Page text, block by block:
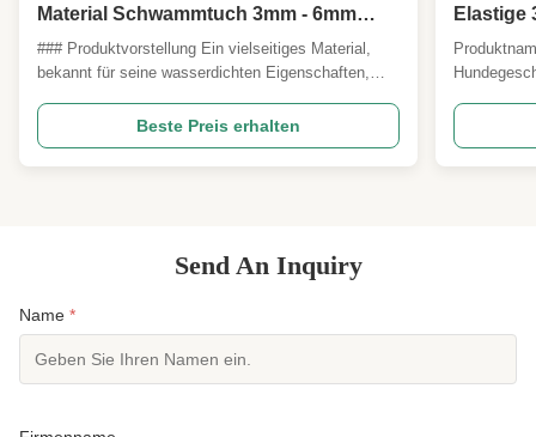
Material Schwammtuch 3mm - 6mm
Dicke
### Produktvorstellung Ein vielseitiges Material,
bekannt für seine wasserdichten Eigenschaften,
kältebeständigen Merkmalen. Ideal für eine breite
Palette von Anwendungen, einschließlich
Tauchanzügen, Surfanzügen, Watbekleidung,
Beste Preis erhalten
Elastige
Mesh
schnelles
Send An Inquiry
Name *